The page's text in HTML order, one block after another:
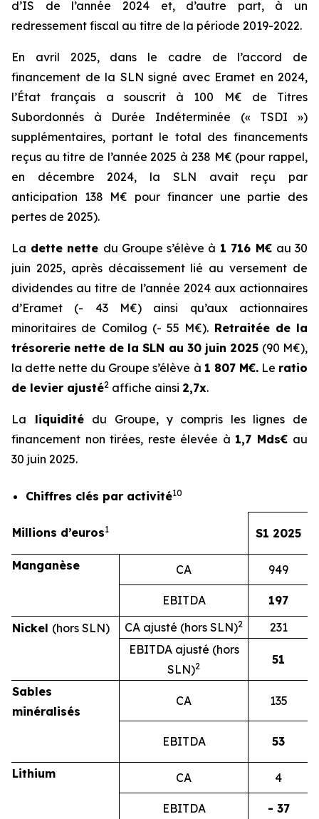
d’IS de l’année 2024 et, d’autre part, à un
redressement fiscal au titre de la période 2019-2022.
En avril 2025, dans le cadre de l’accord de
financement de la SLN signé avec Eramet en 2024,
l’État français a souscrit à 100 M€ de Titres
Subordonnés à Durée Indéterminée (« TSDI »)
supplémentaires, portant le total des financements
reçus au titre de l’année 2025 à 238 M€ (pour rappel,
en décembre 2024, la SLN avait reçu par
anticipation 138 M€ pour financer une partie des
pertes de 2025).
La dette nette du Groupe s’élève à 1 716 M€ au 30
juin 2025, après décaissement lié au versement de
dividendes au titre de l’année 2024 aux actionnaires
d’Eramet (- 43 M€) ainsi qu’aux actionnaires
minoritaires de Comilog (- 55 M€). Retraitée de la
trésorerie nette de la SLN au 30 juin 2025 (90 M€),
la dette nette du Groupe s’élève à 1 807 M€.Le ratio
de levier ajusté2 affiche ainsi 2,7x.
La liquidité du Groupe, y compris les lignes de
financement non tirées, reste élevée à 1,7 Mds€ au
30 juin 2025.
Chiffres clés par activité10
Millions d’euros1 S1 2025
Manganèse CA 949
EBITDA
197
Nickel (hors SLN) CA ajusté (hors SLN)2
231
EBITDA ajusté (hors
SLN)2 51
Sables
minéralisés
CA 135
EBITDA 53
Lithium CA 4
EBITDA - 37